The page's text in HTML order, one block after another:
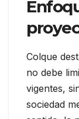
Colque
no debe
vigentes,
sociedad